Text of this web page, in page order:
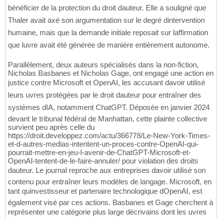
bénéficier de la protection du droit dauteur. Elle a souligné que
Thaler avait axé son argumentation sur le degré dintervention
humaine, mais que la demande initiale reposait sur laffirmation
que luvre avait été générée de manière entièrement autonome.
Parallèlement, deux auteurs spécialisés dans la non-fiction,
Nicholas Basbanes et Nicholas Gage, ont engagé une action en
justice contre Microsoft et OpenAI, les accusant davoir utilisé
leurs uvres protégées par le droit dauteur pour entraîner des
systèmes dIA, notamment ChatGPT. Déposée en janvier 2024
devant le tribunal fédéral de Manhattan, cette plainte collective
survient peu après celle du
https://droit.developpez.com/actu/366778/Le-New-York-Times-
et-d-autres-medias-intentent-un-proces-contre-OpenAI-qui-
pourrait-mettre-en-jeu-l-avenir-de-ChatGPT-Microsoft-et-
OpenAI-tentent-de-le-faire-annuler/ pour violation des droits
dauteur. Le journal reproche aux entreprises davoir utilisé son
contenu pour entraîner leurs modèles de langage. Microsoft, en
tant quinvestisseur et partenaire technologique dOpenAI, est
également visé par ces actions. Basbanes et Gage cherchent à
représenter une catégorie plus large décrivains dont les uvres